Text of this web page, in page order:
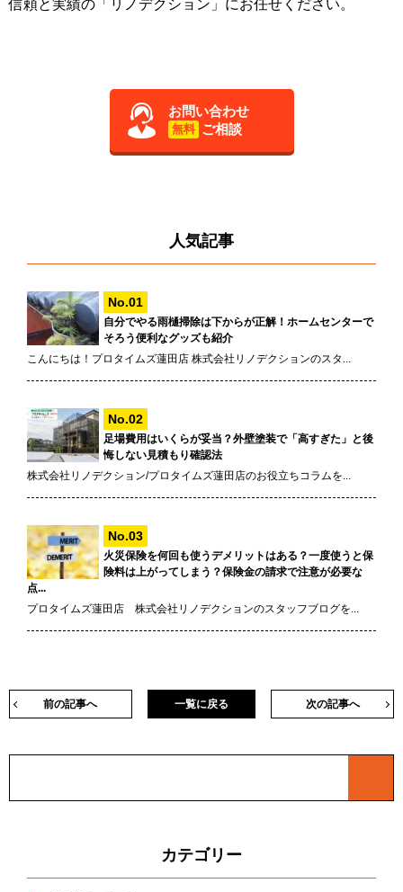
信頼と実績の「リノデクション」にお任せください。
お問い合わせ
無料 ご相談
人気記事
自分でやる雨樋掃除は下からが正解！ホームセンターで
そろう便利なグッズも紹介
こんにちは！プロタイムズ蓮田店 株式会社リノデクションのスタ...
足場費用はいくらが妥当？外壁塗装で「高すぎた」と後
悔しない見積もり確認法
株式会社リノデクション/プロタイムズ蓮田店のお役立ちコラムを...
火災保険を何回も使うデメリットはある？一度使うと保
険料は上がってしまう？保険金の請求で注意が必要な
点...
プロタイムズ蓮田店 株式会社リノデクションのスタッフブログを...
前の記事へ 次の記事へ
一覧に戻る
カテゴリー